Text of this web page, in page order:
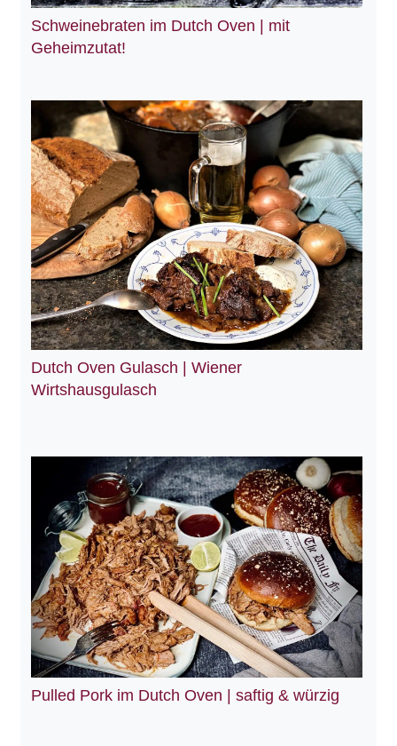
Schweinebraten im Dutch Oven | mit
Geheimzutat!
Dutch Oven Gulasch | Wiener
Wirtshausgulasch
Pulled Pork im Dutch Oven | saftig & würzig